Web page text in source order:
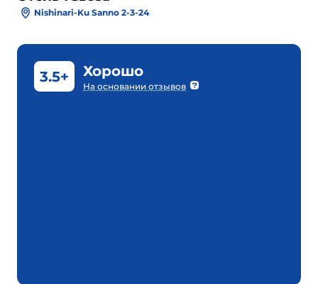
Nishinari-Ku Sanno 2-3-24
3.5+ Хорошо
На основании отзывов